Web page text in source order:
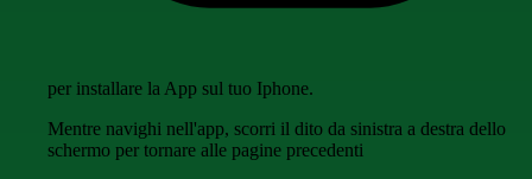
per installare la App sul tuo Iphone.
Mentre navighi nell'app, scorri il dito da sinistra a destra dello
schermo per tornare alle pagine precedenti